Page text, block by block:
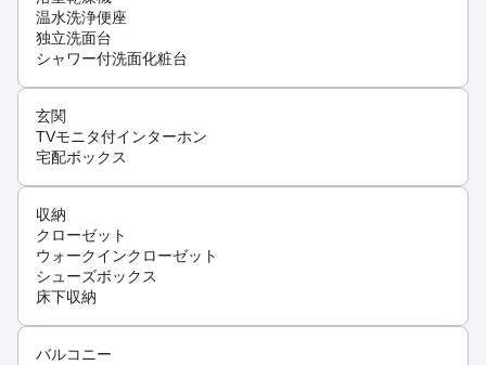
温水洗浄便座
独立洗面台
シャワー付洗面化粧台
玄関
TVモニタ付インターホン
宅配ボックス
収納
クローゼット
ウォークインクローゼット
シューズボックス
床下収納
バルコニー